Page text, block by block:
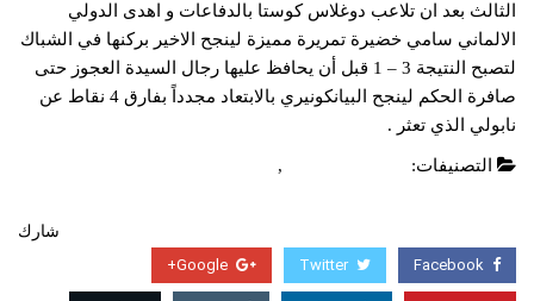
الثالث بعد ان تلاعب ​دوغلاس كوستا​ بالدفاعات و اهدى الدولي
الالماني ​سامي خضيرة​ تمريرة مميزة لينجح الاخير بركنها في الشباك
لتصبح النتيجة 3 – 1 قبل أن يحافظ عليها رجال السيدة العجوز حتى
صافرة الحكم لينجح ​البيانكونيري​ بالابتعاد مجدداً بفارق 4 نقاط عن
نابولي الذي تعثر .
التصنيفات: ,
شارك
Facebook
Twitter
Google+